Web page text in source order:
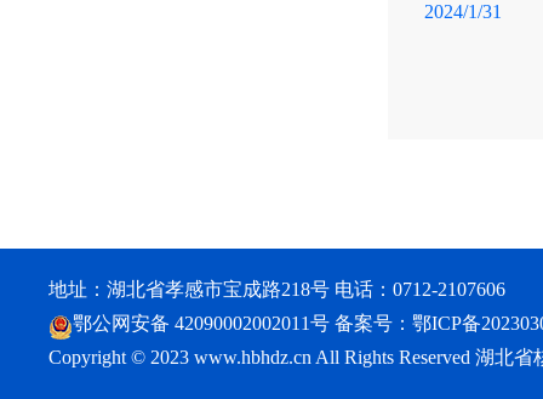
2024/1/31
地址：湖北省孝感市宝成路218号 电话：0712-2107606
鄂公网安备 42090002002011号 备案号： 鄂ICP备
Copyright © 2023 www.hbhdz.cn All Rights Reserved 湖北